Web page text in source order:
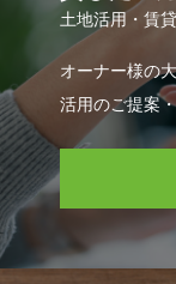
土地活用・賃
オーナー様の
活用のご提案